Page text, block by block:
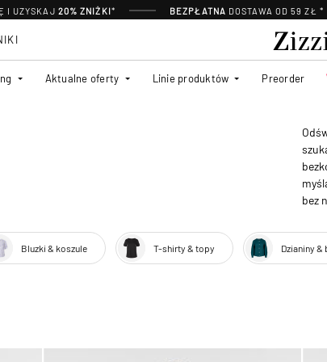
I UZYSKAJ 20% ZNIŻKI* BEZPŁATNA DOSTAWA OD 59 ZŁ *
Aktualne oferty Linie produktów Preorder
bez
Bluzki & koszule T-shirty & topy Dzianiny &